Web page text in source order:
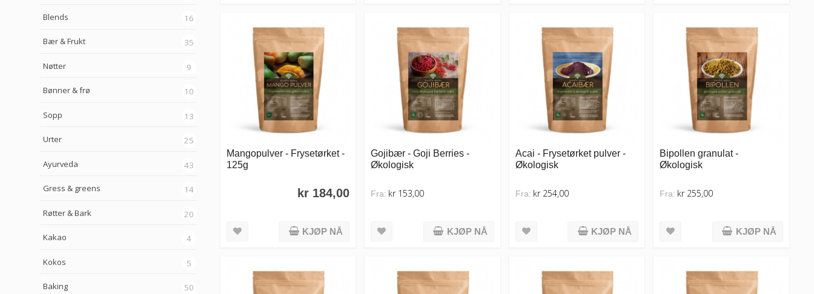
Mangopulver - Frysetørket -
125g
kr 184,00
KJØP NÅ
Gojibær - Goji Berries -
Økologisk
Fra: kr 153,00
KJØP NÅ
Acai - Frysetørket pulver -
Økologisk
Fra: kr 254,00
KJØP NÅ
Bipollen granulat -
Økologisk
Fra: kr 255,00
KJØP NÅ
Blends 16
Bær & Frukt 35
Nøtter 9
Bønner & frø 10
Sopp 13
Urter 25
Ayurveda 43
Gress & greens 14
Røtter & Bark 20
Kakao 4
Kokos 5
Baking 50